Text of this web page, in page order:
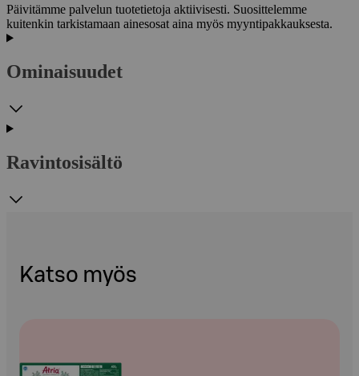
Päivitämme palvelun tuotetietoja aktiivisesti. Suosittelemme
kuitenkin tarkistamaan ainesosat aina myös myyntipakkauksesta.
Ominaisuudet
Ravintosisältö
Katso myös